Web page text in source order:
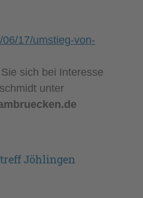
17/umstieg-von-
sich bei Interesse
unter
Jöhlingen